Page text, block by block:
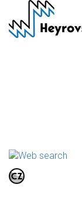
main